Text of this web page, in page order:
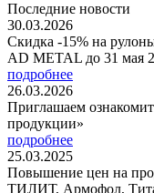
Последние новости
30.03.2026
Скидка -15% на
AD METAL до 31 мая
подробнее
26.03.2026
Приглашаем
продукции»
подробнее
25.03.2025
Повышение цен на
ТИЛИТ, Армофол,